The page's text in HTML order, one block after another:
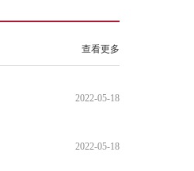
查看更多
2022-05-18
2022-05-18